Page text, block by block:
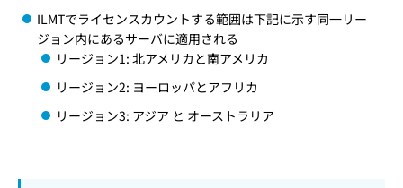
ILMTでライセンスカウントする範囲は下記に示す同一リー
ジョン内にあるサーバに適用される
リージョン1: 北アメリカと南アメリカ
リージョン2: ヨーロッパとアフリカ
リージョン3: アジア と オーストラリア